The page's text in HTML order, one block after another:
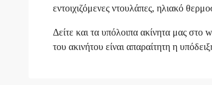
εντοιχιζόμενες ντουλάπες, ηλιακό
Δείτε και τα υπόλοιπα ακίνητα μας
του ακινήτου είναι απαραίτητη η